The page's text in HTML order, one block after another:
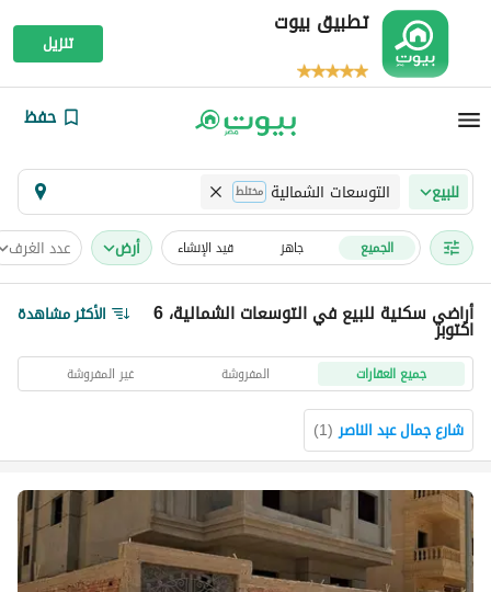
تطبيق بيوت
تنزيل
حفظ
للبيع التوسعات الشمالية مختلط
الجميع جاهز قيد الإنشاء أرض عدد الغرف
أراضي سكنية للبيع في التوسعات الشمالية، 6 اكتوبر الأكثر مشاهدة
جميع العقارات المفروشة غير المفروشة
شارع جمال عبد الناصر (
1
)